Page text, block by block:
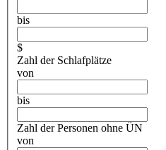
bis
$
Zahl der Schlafplätze
von
bis
Zahl der Personen ohne ÜN
von